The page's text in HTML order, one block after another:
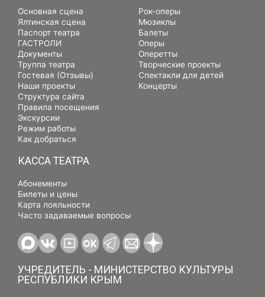
Основная сцена
Ялтинская сцена
Паспорт театра
ГАСТРОЛИ
Документы
Труппа театра
Гостевая (Отзывы)
Наши проекты
Структура сайта
Правила посещения
Экскурсии
Режим работы
Как добраться
Рок-оперы
Мюзиклы
Балеты
Оперы
Оперетты
Творческие проекты
Спектакли для детей
Концерты
КАССА ТЕАТРА
Абонементы
Билеты и цены
Карта лояльности
Часто задаваемые вопросы
УЧРЕДИТЕЛЬ - МИНИСТЕРСТВО КУЛЬТУРЫ
РЕСПУБЛИКИ КРЫМ